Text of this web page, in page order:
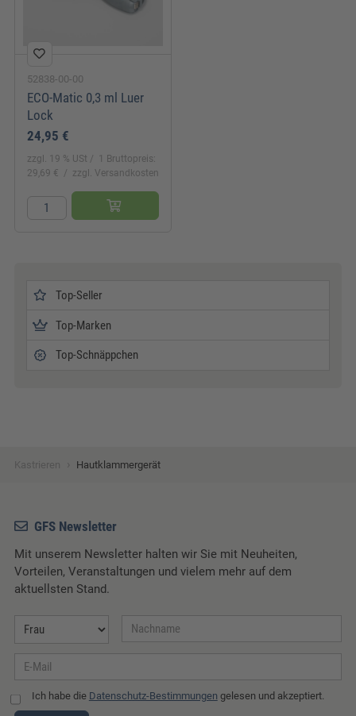
52838-00-00
ECO-Matic 0,3 ml Luer
Lock
24,95 €
zzgl. 19 % USt
1 Bruttopreis:
29,69 €
zzgl. Versandkosten
Top-Seller
Top-Marken
Top-Schnäppchen
Kastrieren Hautklammergerät
GFS Newsletter
Mit unserem Newsletter halten wir Sie mit Neuheiten,
Vorteilen, Veranstaltungen und vielem mehr auf dem
aktuellsten Stand.
Ich habe die Datenschutz-Bestimmungen gelesen und akzeptiert.